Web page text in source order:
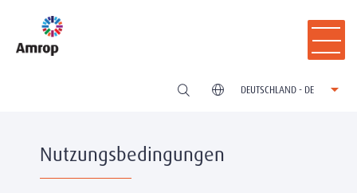
DEUTSCHLAND - DE
Nutzungsbedingungen